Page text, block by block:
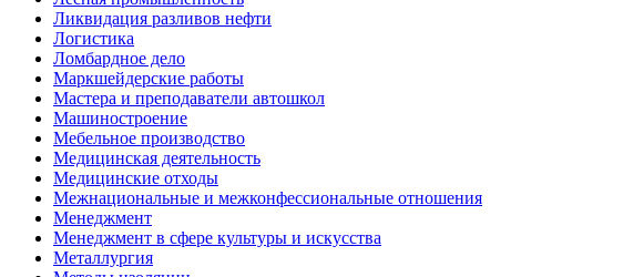
Ликвидация разливов нефти
Логистика
Ломбардное дело
Маркшейдерские работы
Мастера и преподаватели автошкол
Машиностроение
Мебельное производство
Медицинская деятельность
Медицинские отходы
Межнациональные и межконфессиональные отношения
Менеджмент
Менеджмент в сфере культуры и искусства
Металлургия